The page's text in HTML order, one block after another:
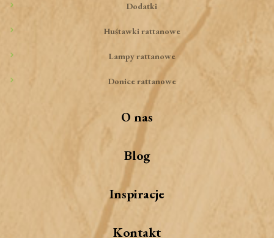
Dodatki
Huśtawki rattanowe
Lampy rattanowe
Donice rattanowe
O nas
Blog
Inspiracje
Kontakt